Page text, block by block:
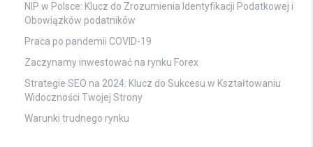
NIP w Polsce: Klucz do Zrozumienia Identyfikacji Podatkowej i
Obowiązków podatników
Praca po pandemii COVID-19
Zaczynamy inwestować na rynku Forex
Strategie SEO na 2024: Klucz do Sukcesu w Kształtowaniu
Widoczności Twojej Strony
Warunki trudnego rynku